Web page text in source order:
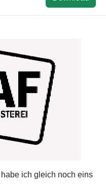
ich gleich noch eins